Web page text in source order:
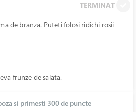
TERMINAT
de branza. Puteti folosi ridichi rosii
frunze de salata.
si primesti 300 de puncte